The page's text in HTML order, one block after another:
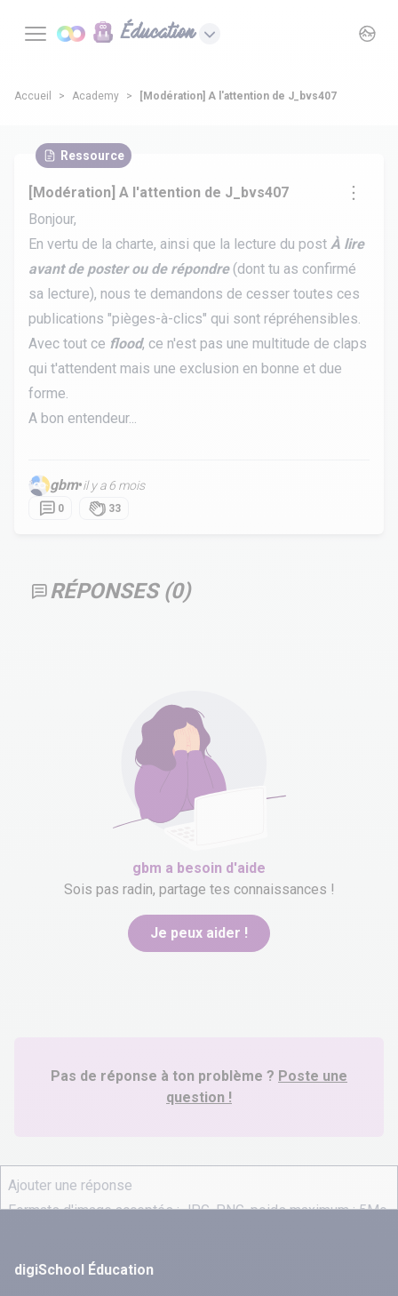
Éducation
Accueil Academy [Modération] A l'attention de J_bvs407
Ressource
[Modération] A l'attention de J_bvs407
Bonjour,
En vertu de la charte, ainsi que la lecture du post À lire
avant de poster ou de répondre(dont tu as confirmé
sa lecture), nous te demandons de cesser toutes ces
publications "pièges-à-clics" qui sont répréhensibles.
Avec tout ce flood, ce n'est pas une multitude de claps
qui t'attendent mais une exclusion en bonne et due
forme.
A bon entendeur...
gbm•il y a 6 mois
0 33
RÉPONSES (0)
gbm a besoin d'aide
Sois pas radin, partage tes connaissances !
Je peux aider !
Pas de réponse à ton problème ? Poste une
question !
digiSchool Éducation